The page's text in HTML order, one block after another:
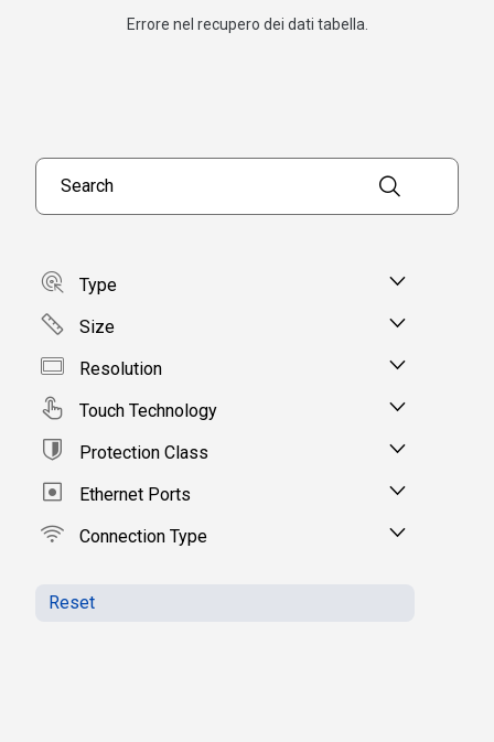
Search products
Type
Size
Resolution
Touch Technology
Protection Class
Ethernet Ports
Connection Type
Reset
Errore nel recupero dei dati tabella.